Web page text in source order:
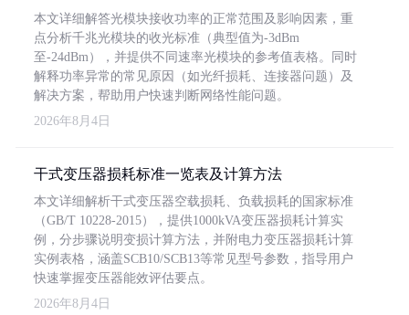
本文详细解答光模块接收功率的正常范围及影响因素，重
点分析千兆光模块的收光标准（典型值为-3dBm
至-24dBm），并提供不同速率光模块的参考值表格。同时
解释功率异常的常见原因（如光纤损耗、连接器问题）及
解决方案，帮助用户快速判断网络性能问题。
2026年8月4日
干式变压器损耗标准一览表及计算方法
本文详细解析干式变压器空载损耗、负载损耗的国家标准
（GB/T 10228-2015），提供1000kVA变压器损耗计算实
例，分步骤说明变损计算方法，并附电力变压器损耗计算
实例表格，涵盖SCB10/SCB13等常见型号参数，指导用户
快速掌握变压器能效评估要点。
2026年8月4日